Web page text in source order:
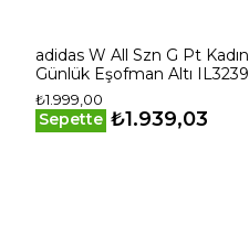
adidas W All Szn G Pt Kadın
Günlük Eşofman Altı IL3239
Pembe
₺1.999,00
Sepette ₺1.939,03